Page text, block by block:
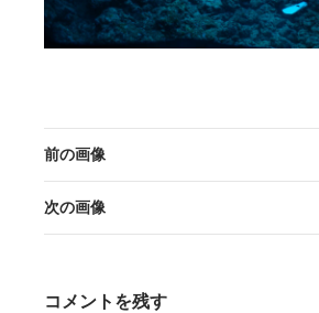
前の画像
次の画像
コメントを残す